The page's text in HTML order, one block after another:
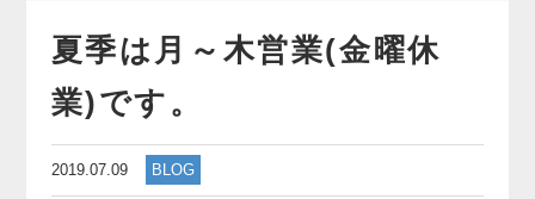
夏季は月～木営業(金曜休
業)です。
2019.07.09 BLOG